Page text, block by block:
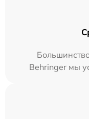
Behringer мы